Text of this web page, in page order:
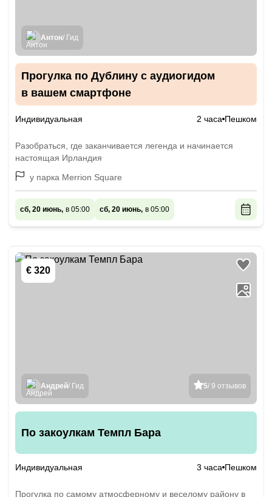
Антон/ Гид
Прогулка по Дублину с аудиогидом
в вашем смартфоне
Индивидуальная 2 часа Пешком
Разобраться, где заканчивается легенда и начинается
настоящая Ирландия
у парка Merrion Square
сб, 20 июнь, в 05:00 сб, 20 июнь, в 05:00
€ 320
5/ 9 отзывов
Андрей/ Гид
По закоулкам Темпл Бара
Индивидуальная 3 часа Пешком
Прогулка по самому атмосферному и веселому району в